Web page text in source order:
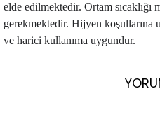
elde edilmektedir. Ortam sıcaklığı
gerekmektedir. Hijyen koşullarına
ve harici kullanıma uygundur.